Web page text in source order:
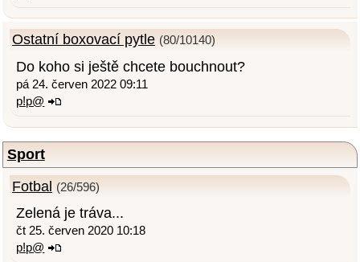
Ostatní boxovací pytle (80/10140)
Do koho si ještě chcete bouchnout?
pá 24. červen 2022 09:11
p!p@
Sport
Fotbal (26/596)
Zelená je tráva...
čt 25. červen 2020 10:18
p!p@